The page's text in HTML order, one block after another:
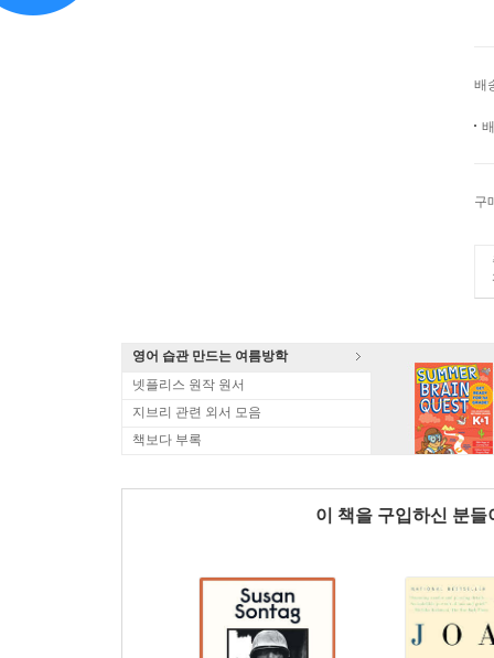
배
구
영어 습관 만드는 여름방학
넷플리스 원작 원서
지브리 관련 외서 모음
책보다 부록
이 책을 구입하신 분